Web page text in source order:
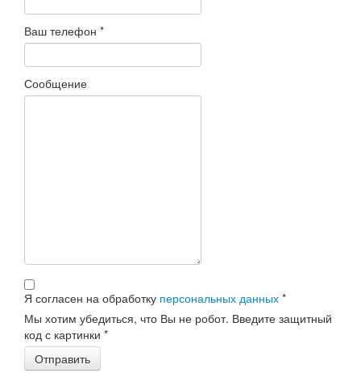
Ваш телефон *
Сообщение
Я согласен на обработку персональных данных *
Мы хотим убедиться, что Вы не робот. Введите защитный
код с картинки *
Отправить